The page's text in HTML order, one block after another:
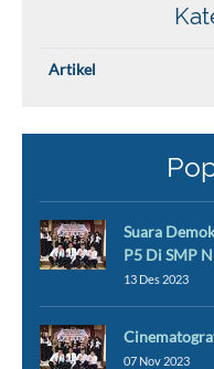
Artikel
Suara
P5 Di SMP
13 Des 2023
07 Nov 2023